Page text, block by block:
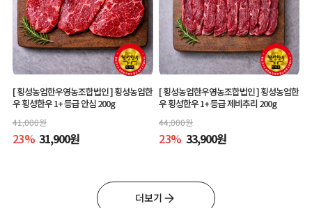
[ 횡성농업한우영농조합법인 ]횡성농업한
우 횡성한우 1+ 등급 안심 200g
41,000원
23% 31,900원
[ 횡성농업한우영농조합법인 ]횡성농업한
우 횡성한우 1+ 등급 제비추리 200g
44,000원
23% 33,900원
더보기